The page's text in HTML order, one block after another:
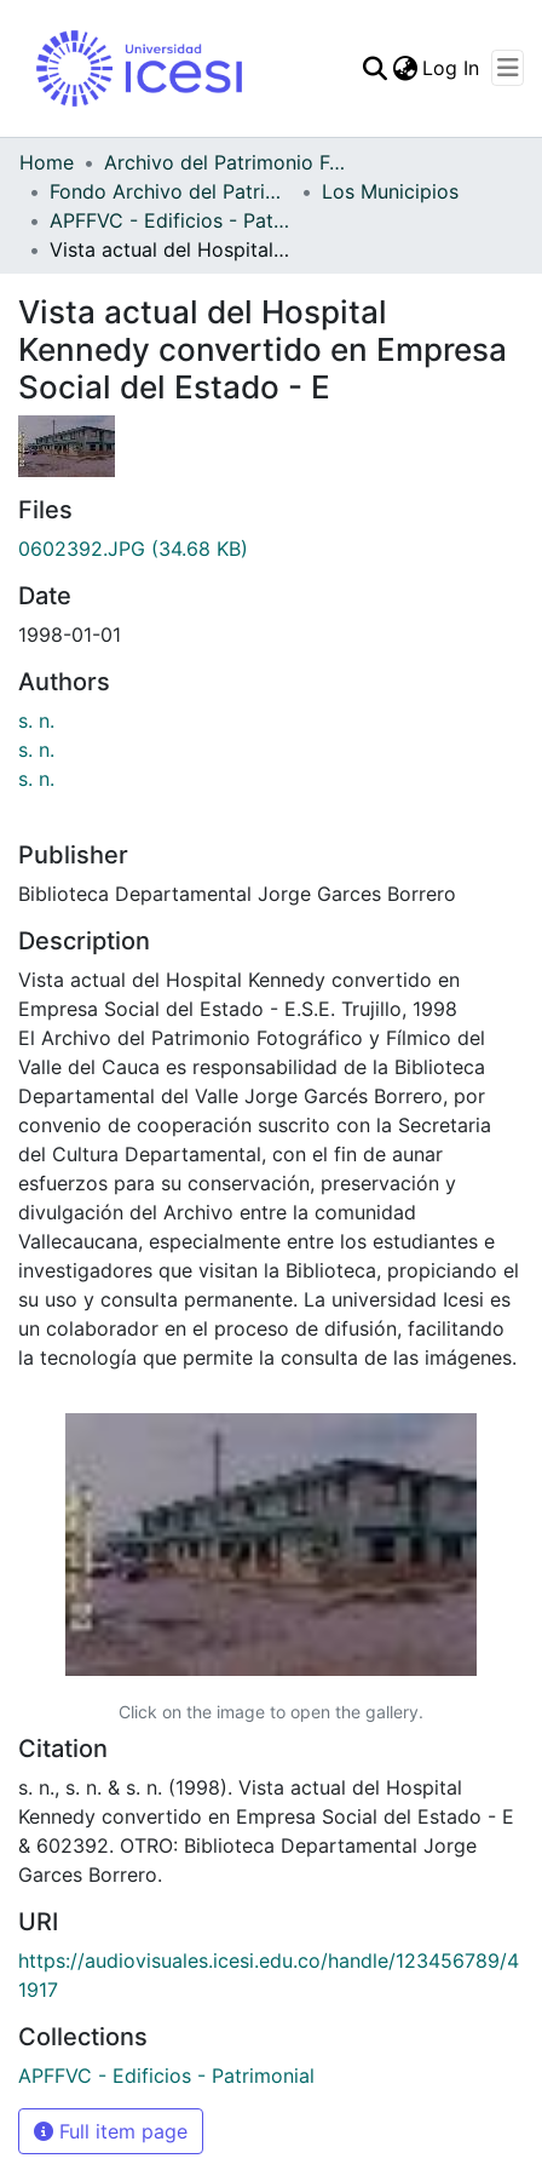
Statistics
Log In
Home
Archivo del Patrimonio Fotográfico y Fílmico del Valle del Cauca
Fondo Archivo del Patrimonio Fotográfico y Fílmico del Valle del Cauca
Los Municipios
APFFVC - Edificios - Patrimonial
Vista actual del Hospital Kennedy convertido en Empresa Social del Estado - E
Vista actual del Hospital
Kennedy convertido en Empresa
Social del Estado - E
Files
0602392.JPG (34.68 KB)
Date
1998-01-01
Authors
s. n.
s. n.
s. n.
Publisher
Biblioteca Departamental Jorge Garces Borrero
Description
Vista actual del Hospital Kennedy convertido en
Empresa Social del Estado - E.S.E. Trujillo, 1998
El Archivo del Patrimonio Fotográfico y Fílmico del
Valle del Cauca es responsabilidad de la Biblioteca
Departamental del Valle Jorge Garcés Borrero, por
convenio de cooperación suscrito con la Secretaria
del Cultura Departamental, con el fin de aunar
esfuerzos para su conservación, preservación y
divulgación del Archivo entre la comunidad
Vallecaucana, especialmente entre los estudiantes e
investigadores que visitan la Biblioteca, propiciando el
su uso y consulta permanente. La universidad Icesi es
un colaborador en el proceso de difusión, facilitando
la tecnología que permite la consulta de las imágenes.
Click on the image to open the gallery.
Citation
s. n., s. n. & s. n. (1998). Vista actual del Hospital
Kennedy convertido en Empresa Social del Estado - E
& 602392. OTRO: Biblioteca Departamental Jorge
Garces Borrero.
URI
https://audiovisuales.icesi.edu.co/handle/123456789/4
1917
Collections
APFFVC - Edificios - Patrimonial
Full item page